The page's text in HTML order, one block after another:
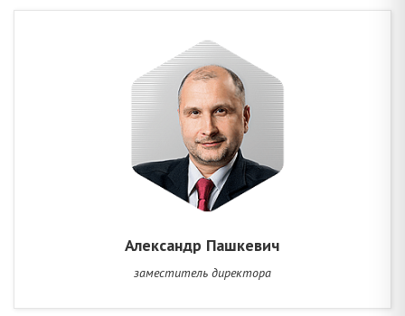
Александр Пашкевич
заместитель директора